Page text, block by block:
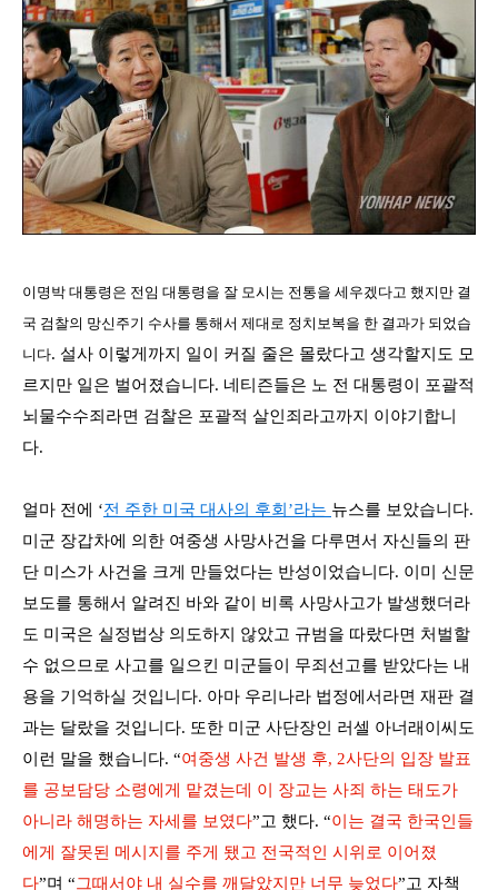
이명박 대통령은 전임 대통령을 잘 모시는 전통을 세우겠다고 했지만 결
국 검찰의 망신주기 수사를 통해서 제대로 정치보복을 한 결과가 되었습
니다. 설사 이렇게까지 일이 커질 줄은 몰랐다고 생각할지도 모
르지만 일은 벌어졌습니다. 네티즌들은 노 전 대통령이 포괄적
뇌물수수죄라면 검찰은 포괄적 살인죄라고까지 이야기합니
다.
얼마 전에 ‘전 주한 미국 대사의 후회 ’라는 뉴스를 보았습니다.
미군 장갑차에 의한 여중생 사망사건을 다루면서 자신들의 판
단 미스가 사건을 크게 만들었다는 반성이었습니다. 이미 신문
보도를 통해서 알려진 바와 같이 비록 사망사고가 발생했더라
도 미국은 실정법상 의도하지 않았고 규범을 따랐다면 처벌할
수 없으므로 사고를 일으킨 미군들이 무죄선고를 받았다는 내
용을 기억하실 것입니다. 아마 우리나라 법정에서라면 재판 결
과는 달랐을 것입니다. 또한 미군 사단장인 러셀 아너래이씨도
이런 말을 했습니다. “여중생 사건 발생 후, 2사단의 입장 발표
를 공보담당 소령에게 맡겼는데 이 장교는 사죄 하는 태도가
아니라 해명하는 자세를 보였다”고 했다. “이는 결국 한국인들
에게 잘못된 메시지를 주게 됐고 전국적인 시위로 이어졌
다”며 “그때서야 내 실수를 깨달았지만 너무 늦었다”고 자책